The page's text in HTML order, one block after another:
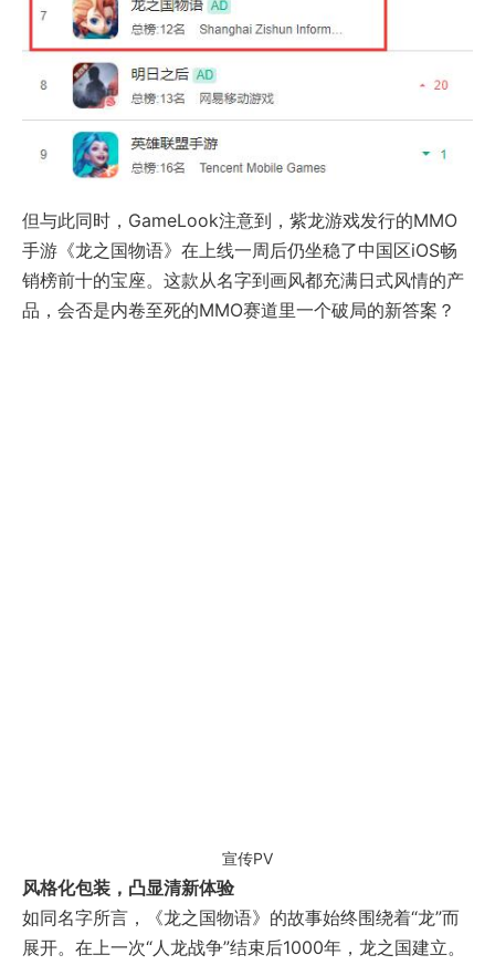
但与此同时，GameLook注意到，紫龙游戏发行的MMO
手游《龙之国物语》在上线一周后仍坐稳了中国区iOS畅
销榜前十的宝座。这款从名字到画风都充满日式风情的产
品，会否是内卷至死的MMO赛道里一个破局的新答案？
宣传PV
风格化包装，凸显清新体验
如同名字所言，《龙之国物语》的故事始终围绕着“龙”而
展开。在上一次“人龙战争”结束后1000年，龙之国建立。